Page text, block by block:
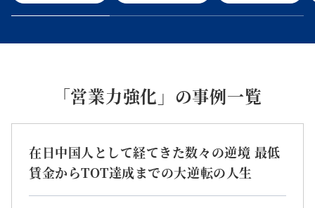
「営業力強化」の事例一覧
在日中国人として経てきた数々の逆境 最低
賃金からTOT達成までの大逆転の人生